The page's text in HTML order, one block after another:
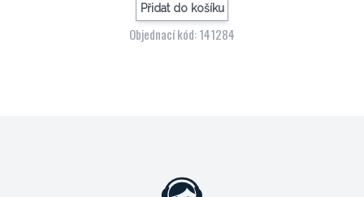
Přidat do košíku
Objednací kód: 141284